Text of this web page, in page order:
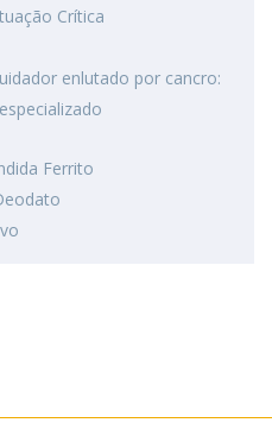
Crítica
enlutado por cancro:
Ferrito